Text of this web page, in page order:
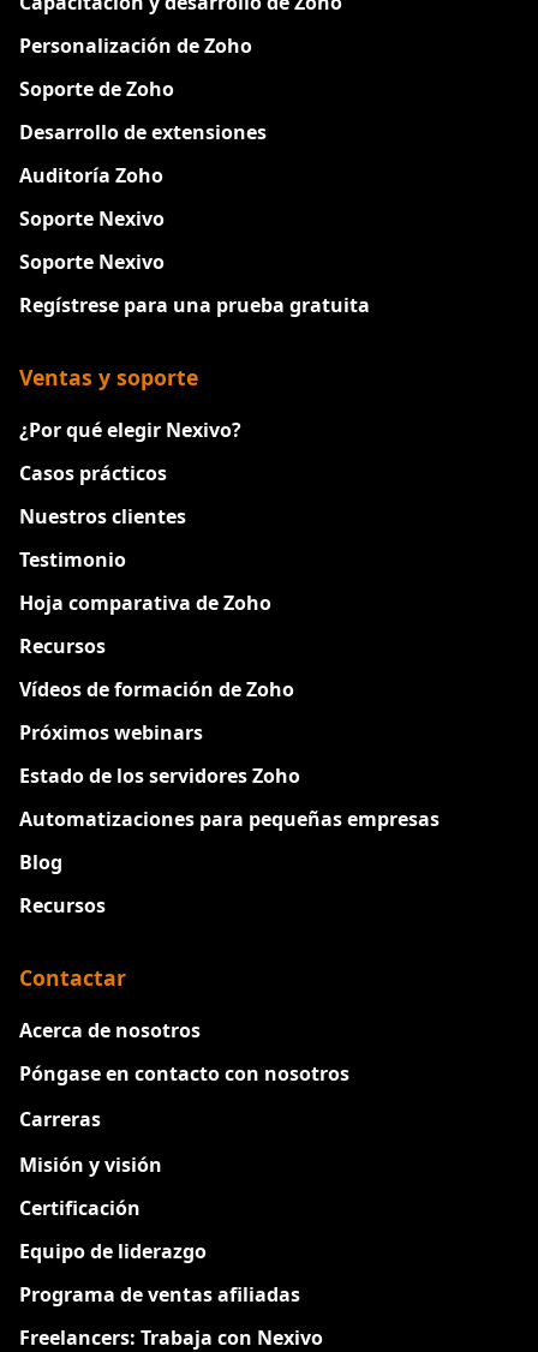
Personalización de Zoho
Soporte de Zoho
Desarrollo de extensiones
Auditoría Zoho
Soporte Nexivo
Soporte Nexivo
Regístrese para una prueba gratuita
Ventas y soporte
¿Por qué elegir Nexivo?
Casos prácticos
Nuestros clientes
Testimonio
Hoja comparativa de Zoho
Recursos
Vídeos de formación de Zoho
Próximos webinars
Estado de los servidores Zoho
Automatizaciones para pequeñas empresas
Blog
Recursos
Contactar
Acerca de nosotros
Póngase en contacto con nosotros
Carreras
Misión y visión
Certificación
Equipo de liderazgo
Programa de ventas afiliadas
Freelancers: Trabaja con Nexivo